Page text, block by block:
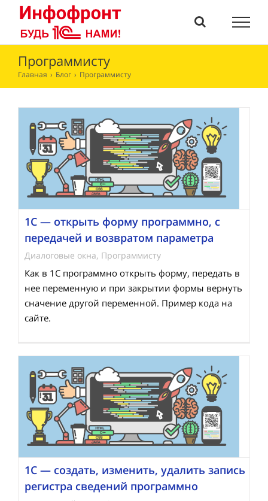
content
Программисту
Главная › Блог › Программисту
1С — открыть форму программно, с
передачей и возвратом параметра
Диалоговые окна, Программисту
Как в 1С программно открыть форму, передать в
нее переменную и при закрытии формы вернуть
сначение другой переменной. Пример кода на
сайте.
1С — создать, изменить, удалить запись
регистра сведений программно